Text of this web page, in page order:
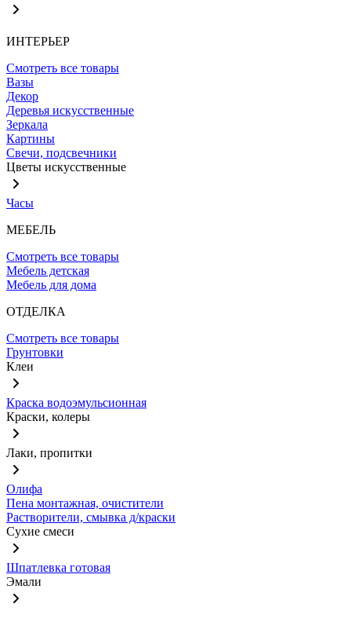
ИНТЕРЬЕР
Смотреть все товары
Вазы
Декор
Деревья искусственные
Зеркала
Картины
Свечи, подсвечники
Цветы искусственные
Часы
МЕБЕЛЬ
Смотреть все товары
Мебель детская
Мебель для дома
ОТДЕЛКА
Смотреть все товары
Грунтовки
Клеи
Краска водоэмульсионная
Краски, колеры
Лаки, пропитки
Олифа
Пена монтажная, очистители
Растворители, смывка д/краски
Сухие смеси
Шпатлевка готовая
Эмали